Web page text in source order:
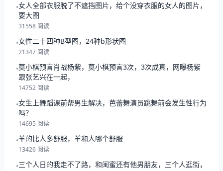
•女人全部衣服脱了不遮挡图片，给个没穿衣服的女人的图片，
要大图
31558 阅读
•女性二十四种B型图，24种b形状图
21347 阅读
•莫小棋预言肖战杨紫，莫小棋预言3次，3次成真，网曝杨紫
跟张艺兴在一起，
14752 阅读
•女生上舞蹈课前帮男生解决，芭蕾舞演员跳舞前会发生性行为
吗？
14695 阅读
•羊的比人多舒服，羊和人哪个舒服
13426 阅读
•三个人日的我走不了路，和闺蜜还有他男朋友，三个人逛街，